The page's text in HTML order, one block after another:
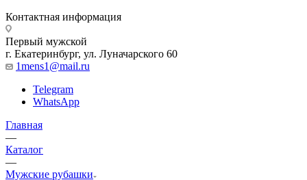
Контактная информация
Первый мужской
г. Екатеринбург, ул. Луначарского 60
1mens1@mail.ru
Telegram
WhatsApp
Главная
—
Каталог
—
Мужские рубашки